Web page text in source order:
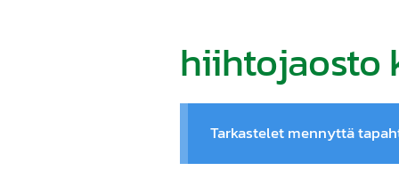
hiihtojaosto
Tarkastelet mennyttä